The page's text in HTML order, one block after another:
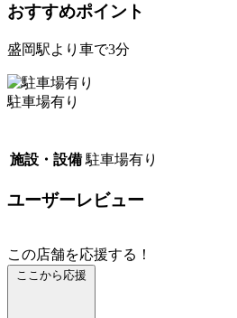
おすすめポイント
盛岡駅より車で3分
駐車場有り
施設・設備 駐車場有り
ユーザーレビュー
この店舗を応援する！
ここから応援